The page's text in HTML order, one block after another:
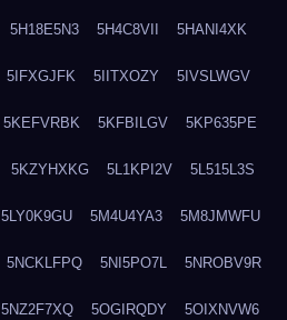
5H18E5N3 5H4C8VII 5HANI4XK
5IFXGJFK 5IITXOZY 5IVSLWGV
5KEFVRBK 5KFBILGV 5KP635PE
5KZYHXKG 5L1KPI2V 5L515L3S
5LY0K9GU 5M4U4YA3 5M8JMWFU
5NCKLFPQ 5NI5PO7L 5NROBV9R
5NZ2F7XQ 5OGIRQDY 5OIXNVW6